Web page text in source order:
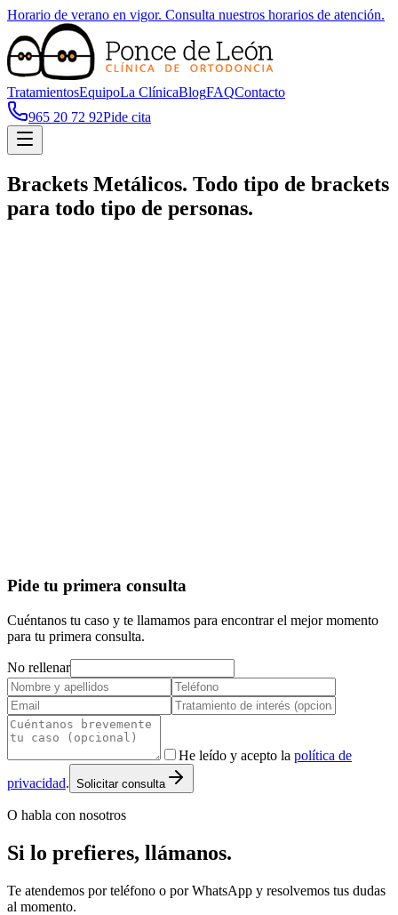
Horario de verano en vigor. Consulta nuestros horarios de atención.
TratamientosEquipoLa ClínicaBlogFAQContacto
965 20 72 92Pide cita
Brackets Metálicos. Todo tipo de brackets
para todo tipo de personas.
Pide tu primera consulta
Cuéntanos tu caso y te llamamos para encontrar el mejor momento
para tu primera consulta.
No rellenar
He leído y acepto la política de
privacidad. Solicitar consulta
O habla con nosotros
Si lo prefieres, llámanos.
Te atendemos por teléfono o por WhatsApp y resolvemos tus dudas
al momento.